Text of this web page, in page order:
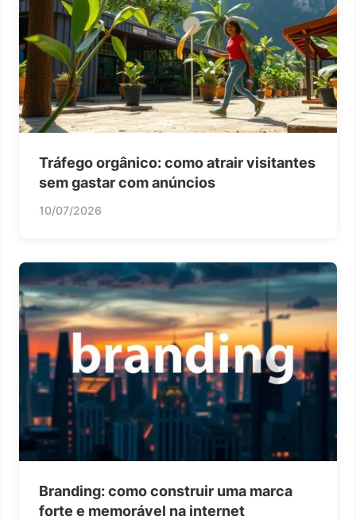
Tráfego orgânico: como atrair visitantes
sem gastar com anúncios
10/07/2026
Branding: como construir uma marca
forte e memorável na internet